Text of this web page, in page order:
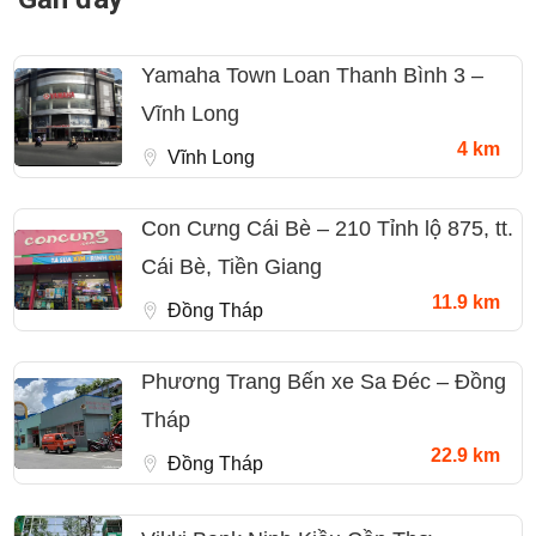
Yamaha Town Loan Thanh Bình 3 –
Vĩnh Long
Vĩnh Long 4 km
Con Cưng Cái Bè – 210 Tỉnh lộ 875, tt.
Cái Bè, Tiền Giang
Đồng Tháp 11.9 km
Phương Trang Bến xe Sa Đéc – Đồng
Tháp
Đồng Tháp 22.9 km